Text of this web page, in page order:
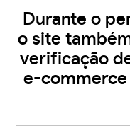
Durante o
o site
verificação
e-commerce